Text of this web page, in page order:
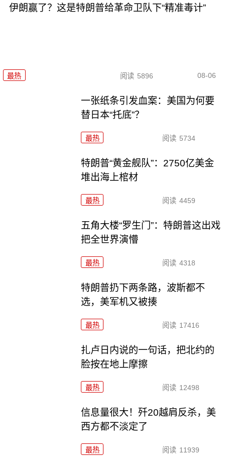
伊朗赢了？这是特朗普给革命卫队下“精准毒计”
最热 阅读 5896 08-06
一张纸条引发血案：美国为何要
替日本“托底”？
最热 阅读 5734
特朗普“黄金舰队”：2750亿美金
堆出海上棺材
最热 阅读 4459
五角大楼“罗生门”：特朗普这出戏
把全世界演懵
最热 阅读 4318
特朗普扔下两条路，波斯都不
选，美军机又被揍
最热 阅读 17416
扎卢日内说的一句话，把北约的
脸按在地上摩擦
最热 阅读 12498
信息量很大！歼20越肩反杀，美
西方都不淡定了
最热 阅读 11939